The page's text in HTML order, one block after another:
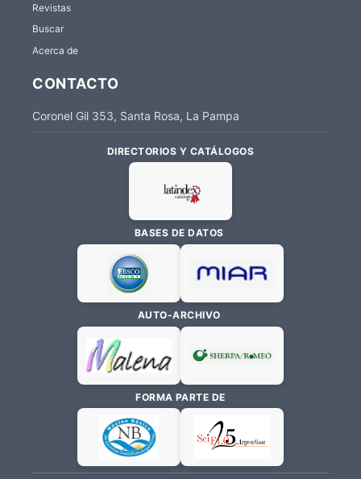
Revistas
Buscar
Acerca de
CONTACTO
Coronel Gil 353, Santa Rosa, La Pampa
DIRECTORIOS Y CATÁLOGOS
BASES DE DATOS
AUTO-ARCHIVO
FORMA PARTE DE